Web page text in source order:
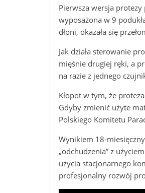
Pierwsza wersja
wyposażona w 9
dłoni, okazała się
Jak działa sterowanie
mięśnie drugiej ręki, a
na razie z jednego
Kłopot w tym, że
Gdyby zmienić użyte
Polskiego Komitetu
Wynikiem 18-
„odchudzenia” z
użycia stacjonarnego
profesjonalny rozwój